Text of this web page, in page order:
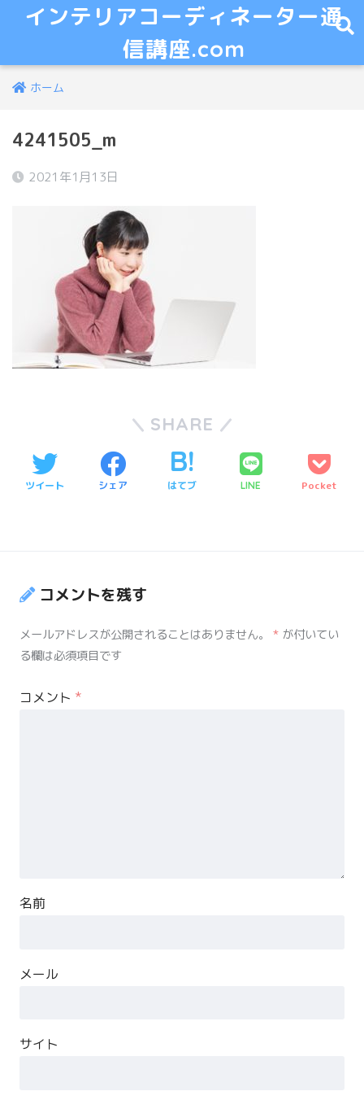
インテリアコーディネーター通
信講座.com
ホーム
4241505_m
2021年1月13日
SHARE
ツイート シェア はてブ LINE Pocket
コメントを残す
メールアドレスが公開されることはありません。 * が付いてい
る欄は必須項目です
コメント *
名前
メール
サイト